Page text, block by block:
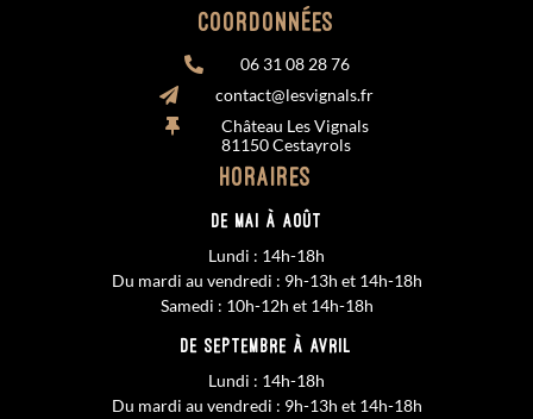
Coordonnées
 06 31 08 28 76
 contact@lesvignals.fr

Château Les Vignals
81150 Cestayrols
Horaires
De MAI à AOÛT
Lundi : 14h-18h
Du mardi au vendredi : 9h-13h et 14h-18h
Samedi : 10h-12h et 14h-18h
De SEPTEMBRE à AVRIL
Lundi : 14h-18h
Du mardi au vendredi : 9h-13h et 14h-18h